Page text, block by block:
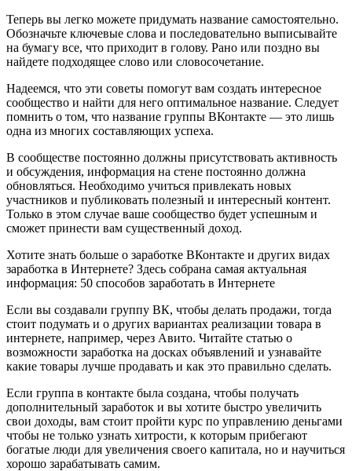
Теперь вы легко можете придумать название самостоятельно.
Обозначьте ключевые слова и последовательно выписывайте
на бумагу все, что приходит в голову. Рано или поздно вы
найдете подходящее слово или словосочетание.
Надеемся, что эти советы помогут вам создать интересное
сообщество и найти для него оптимальное название. Следует
помнить о том, что название группы ВКонтакте — это лишь
одна из многих составляющих успеха.
В сообществе постоянно должны присутствовать активность
и обсуждения, информация на стене постоянно должна
обновляться. Необходимо учиться привлекать новых
участников и публиковать полезный и интересный контент.
Только в этом случае ваше сообщество будет успешным и
сможет принести вам существенный доход.
Хотите знать больше о заработке ВКонтакте и других видах
заработка в Интернете? Здесь собрана самая актуальная
информация: 50 способов заработать в Интернете
Если вы создавали группу ВК, чтобы делать продажи, тогда
стоит подумать и о других вариантах реализации товара в
интернете, например, через Авито. Читайте статью о
возможности заработка на досках объявлений и узнавайте
какие товары лучше продавать и как это правильно сделать.
Если группа в контакте была создана, чтобы получать
дополнительный заработок и вы хотите быстро увеличить
свои доходы, вам стоит пройти курс по управлению деньгами
чтобы не только узнать хитрости, к которым прибегают
богатые люди для увеличения своего капитала, но и научиться
хорошо зарабатывать самим.